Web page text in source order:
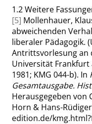
1.2Weitere
[5] Mollenhauer,
abweichenden
liberaler Pädagogik.
Antrittsvorlesung an
Universität Frankfurt
1981; KMG 044-b). In
Gesamtausgabe.
Herausgegeben von
Horn & Hans-
edition.de/